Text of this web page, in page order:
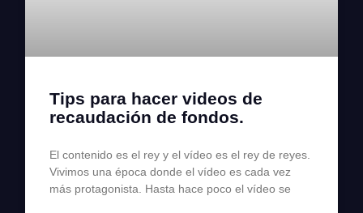
Tips para hacer videos de
recaudación de fondos.
El contenido es el rey y el vídeo es el rey de reyes.
Vivimos una época donde el vídeo es cada vez
más protagonista. Hasta hace poco el vídeo se